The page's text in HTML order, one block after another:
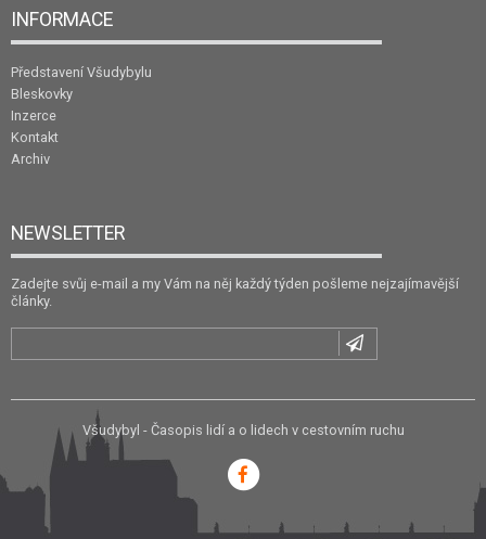
INFORMACE
Představení Všudybylu
Bleskovky
Inzerce
Kontakt
Archiv
NEWSLETTER
Zadejte svůj e-mail a my Vám na něj každý týden pošleme nejzajímavější
články.
Všudybyl - Časopis lidí a o lidech v cestovním ruchu